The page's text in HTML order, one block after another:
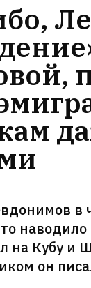
в
на Кубу и
он